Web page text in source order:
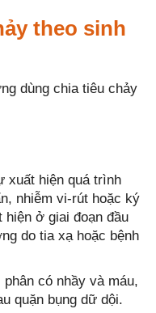
theo sinh
dùng chia tiêu chảy
xuất hiện quá trình
nhiễm vi-rút hoặc ký
hiện ở giai đoạn đầu
do tia xạ hoặc bệnh
có nhầy và máu,
quặn bụng dữ dội.